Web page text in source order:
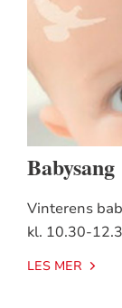
Babysang
Vinterens
kl. 10.30-
LES MER